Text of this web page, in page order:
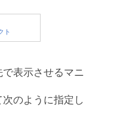
表示させるマニ
のように指定し